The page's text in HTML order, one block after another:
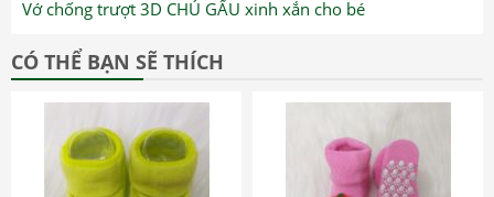
Vớ chống trượt 3D CHÚ GẤU xinh xắn cho bé
CÓ THỂ BẠN SẼ THÍCH